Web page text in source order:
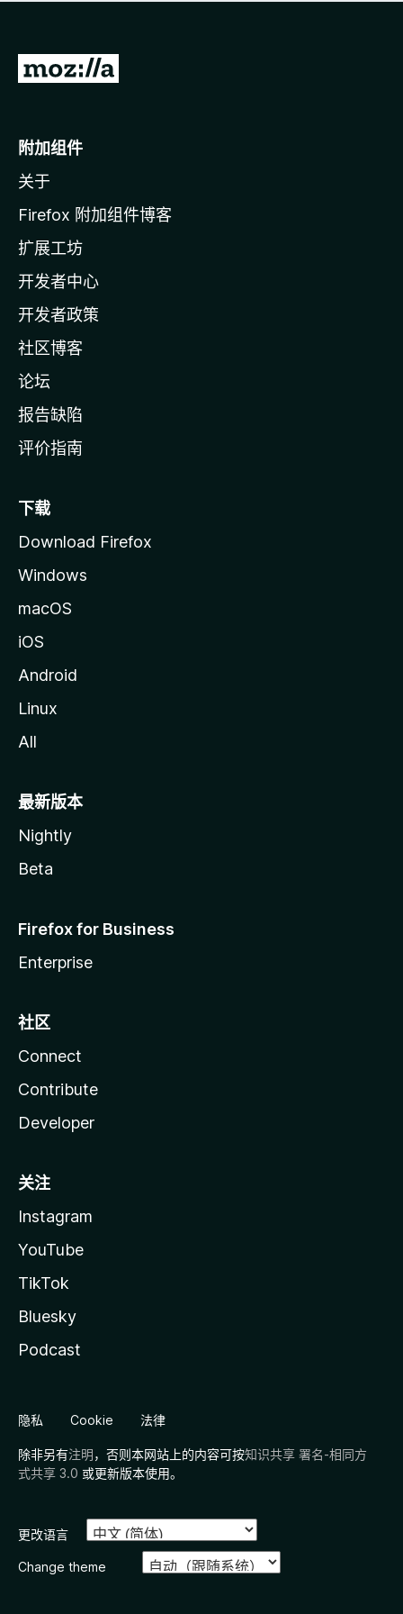
无
转
o
i
l
a
主
页
附加组件
关于
Firefox 附加组件博客
扩展工坊
开发者中心
开发者政策
社区博客
论坛
报告缺陷
评价指南
下载
Download Firefox
Windows
macOS
iOS
Android
Linux
All
最新版本
Nightly
Beta
Firefox for Business
Enterprise
社区
Connect
Contribute
Developer
关注
Instagram
YouTube
TikTok
Bluesky
Podcast
隐私 Cookie 法律
除非另有注明，否则本网站上的内容可按知识共享 署名-相同方
式共享 3.0 或更新版本使用。
更改语言
Change theme